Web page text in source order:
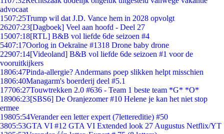
advocaat
1507:25Trump wil dat J.D. Vance hem in 2028 opvolgt
26207:23[Dagboek] Veel aan hoofd - Deel 27
15007:18[RTL] B&B vol liefde 6de seizoen #4
5407:17Oorlog in Oekraïne #1318 Drone baby drone
22907:14[Videoland] B&B vol liefde 6de seizoen #1 voor de
vooruitkijkers
1806:47Pinda-allergie? Andermans poep slikken helpt misschien
1806:40Managarm's boerderij deel #5.1
17706:27Touwtrekken 2.0 #636 - Team 1 beste team *G* *O*
18906:23[SBS6] De Oranjezomer #10 Helene je kan het niet stop
ermee
19805:54Verander een letter expert (7lettereditie) #50
3805:53GTA VI #12 GTA VI Extended look 27 Augustus Netflix/YT